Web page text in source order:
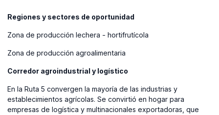
Regiones y sectores de oportunidad
Zona de producción lechera - hortifrutícola
Zona de producción agroalimentaria
Corredor agroindustrial y logístico
En la Ruta 5 convergen la mayoría de las industrias y
establecimientos agrícolas. Se convirtió en hogar para
empresas de logística y multinacionales exportadoras, que